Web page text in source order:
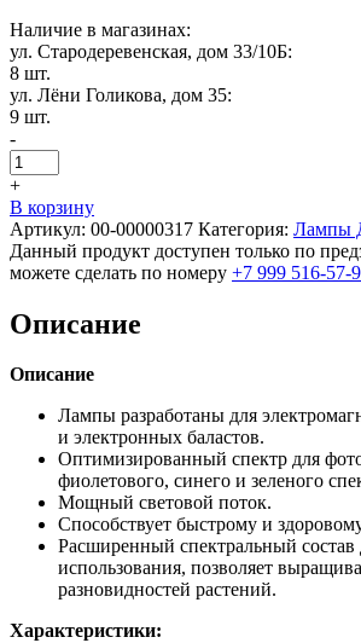
Наличие в магазинах:
ул. Стародеревенская, дом 33/10Б:
8 шт.
ул. Лёни Голикова, дом 35:
9 шт.
-
+
В корзину
Артикул: 00-00000317 Категория: Лампы
Данный продукт доступен только по
можете сделать по номеру +7 999 516-57-
Описание
Описание
Лампы разработаны для
и электронных баластов.
Оптимизированный спектр для
фиолетового, синего и зеленого
Мощный световой поток.
Способствует быстрому и
Расширенный спектральный состав
использования, позволяет
разновидностей растений.
Характеристики: